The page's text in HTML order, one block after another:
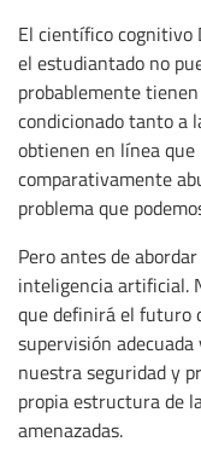
El científico cognitivo
el estudiantado no
probablemente
condicionado tanto a
obtienen en línea
comparativamente
problema que
Pero antes de
inteligencia artificial.
que definirá el futuro
supervisión
nuestra seguridad y
propia estructura de
amenazadas.